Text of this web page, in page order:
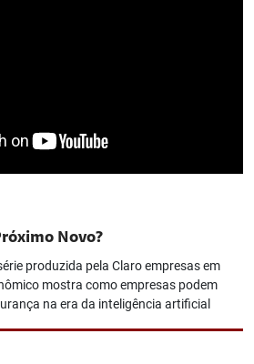
Novo?
produzida pela Claro empresas em
mostra como empresas podem
na era da inteligência artificial